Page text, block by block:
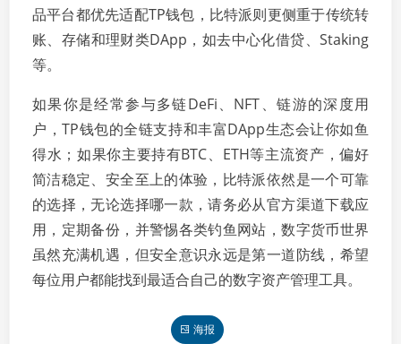
品平台都优先适配TP钱包，比特派则更侧重于传统转
账、存储和理财类DApp，如去中心化借贷、Staking
等。
如果你是经常参与多链DeFi、NFT、链游的深度用
户，TP钱包的全链支持和丰富DApp生态会让你如鱼
得水；如果你主要持有BTC、ETH等主流资产，偏好
简洁稳定、安全至上的体验，比特派依然是一个可靠
的选择，无论选择哪一款，请务必从官方渠道下载应
用，定期备份，并警惕各类钓鱼网站，数字货币世界
虽然充满机遇，但安全意识永远是第一道防线，希望
每位用户都能找到最适合自己的数字资产管理工具。
海报